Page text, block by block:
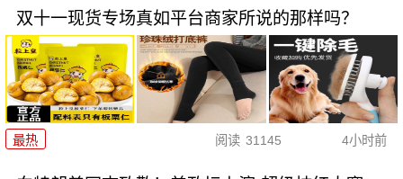
双十一现货专场真如平台商家所说的那样吗？
最热 阅读 31145 4小时前